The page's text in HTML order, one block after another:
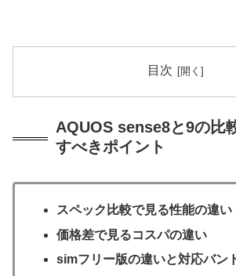
目次
AQUOS sense8と9の比
すべきポイント
スペック比較で見る性能の違い
価格差で見るコスパの違い
simフリー版の違いと対応バン